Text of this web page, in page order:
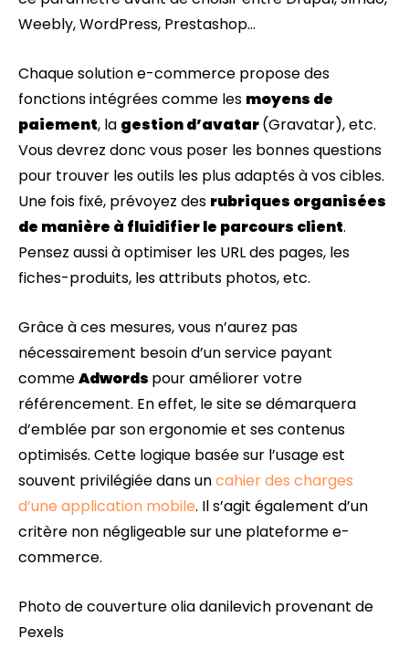
Weebly, WordPress, Prestashop…
Chaque solution e-commerce propose des
fonctions intégrées comme les moyens de
paiement, la gestion d’avatar(Gravatar), etc.
Vous devrez donc vous poser les bonnes questions
pour trouver les outils les plus adaptés à vos cibles.
Une fois fixé, prévoyez des rubriques organisées
de manière à fluidifier le parcours client.
Pensez aussi à optimiser les URL des pages, les
fiches-produits, les attributs photos, etc.
Grâce à ces mesures, vous n’aurez pas
nécessairement besoin d’un service payant
commeAdwords pour améliorer votre
référencement. En effet, le site se démarquera
d’emblée par son ergonomie et ses contenus
optimisés. Cette logique basée sur l’usage est
souvent privilégiée dans uncahier des charges
d’une application mobile. Il s’agit également d’un
critère non négligeable sur une plateforme e-
commerce.
Photo de couverture olia danilevich provenant de
Pexels